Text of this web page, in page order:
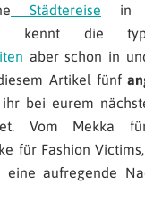
Städtereise in
kennt die
aber schon in
Artikel fünf
bei eurem
Vom Mekka
für Fashion
eine aufregende